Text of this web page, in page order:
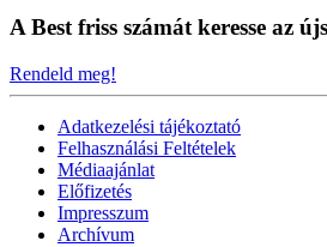
A Best friss számát keresse az
Rendeld meg!
Adatkezelési tájékoztató
Felhasználási Feltételek
Médiaajánlat
Előfizetés
Impresszum
Archívum